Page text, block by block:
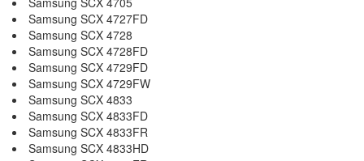
Samsung SCX 4727FD
Samsung SCX 4728
Samsung SCX 4728FD
Samsung SCX 4729FD
Samsung SCX 4729FW
Samsung SCX 4833
Samsung SCX 4833FD
Samsung SCX 4833FR
Samsung SCX 4833HD